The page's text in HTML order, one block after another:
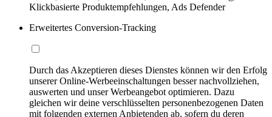
Klickbasierte Produktempfehlungen, Ads Defender
Erweitertes Conversion-Tracking
Durch das Akzeptieren dieses Dienstes können wir den Erfolg
unserer Online-Werbeeinschaltungen besser nachvollziehen,
auswerten und unser Werbeangebot optimieren. Dazu
gleichen wir deine verschlüsselten personenbezogenen Daten
mit folgenden externen Anbietenden ab, sofern du deren